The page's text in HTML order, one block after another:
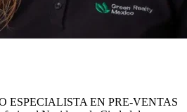
ESPECIALISTA EN PRE-VENTAS